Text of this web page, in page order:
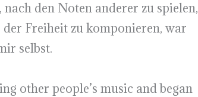
den Noten anderer zu spielen,
Freiheit zu komponieren, war
selbst.
other people’s music and began